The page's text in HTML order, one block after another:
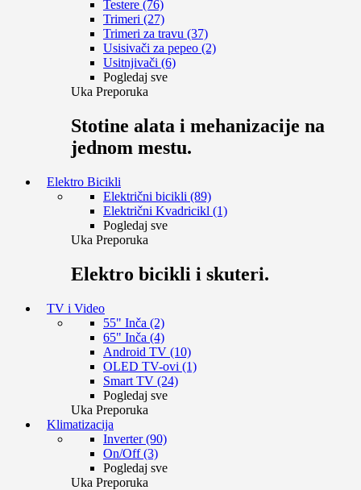
Testere (76)
Trimeri (27)
Trimeri za travu (37)
Usisivači za pepeo (2)
Usitnjivači (6)
Pogledaj sve
Uka Preporuka
Stotine alata i mehanizacije na
jednom mestu.
Elektro Bicikli
Električni bicikli (89)
Električni Kvadricikl (1)
Pogledaj sve
Uka Preporuka
Elektro bicikli i skuteri.
TV i Video
55" Inča (2)
65" Inča (4)
Android TV (10)
OLED TV-ovi (1)
Smart TV (24)
Pogledaj sve
Uka Preporuka
Klimatizacija
Inverter (90)
On/Off (3)
Pogledaj sve
Uka Preporuka